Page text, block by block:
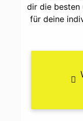
dir die besten
für deine